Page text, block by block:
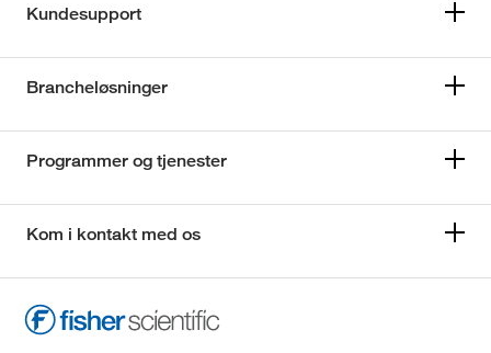
Kundesupport
Brancheløsninger
Programmer og tjenester
Kom i kontakt med os